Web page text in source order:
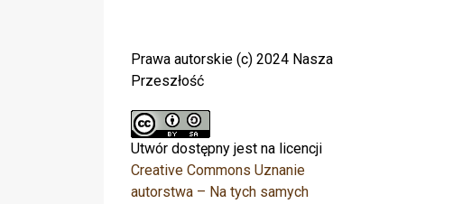
Prawa autorskie (c) 2024 Nasza
Przeszłość
Utwór dostępny jest na licencji
Creative Commons Uznanie
autorstwa – Na tych samych